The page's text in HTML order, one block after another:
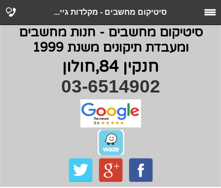
סיטיקום מחשבים - מקלדות גיי...
סיטיקום מחשבים - חנות מחשבים
ומעבדת תיקונים משנת 1999
חנקין 84,חולון
03-6514902